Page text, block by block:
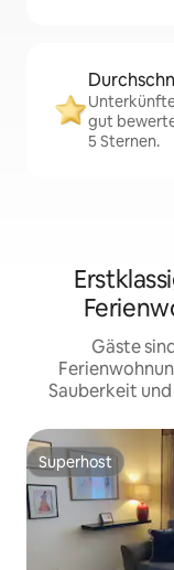
gut
5 Sternen.
Gäste
Sauberkeit
Superhost
Superhost